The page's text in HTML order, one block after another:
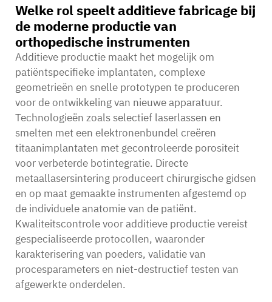
Welke rol speelt additieve fabricage bij
de moderne productie van
orthopedische instrumenten
Additieve productie maakt het mogelijk om
patiëntspecifieke implantaten, complexe
geometrieën en snelle prototypen te produceren
voor de ontwikkeling van nieuwe apparatuur.
Technologieën zoals selectief laserlassen en
smelten met een elektronenbundel creëren
titaanimplantaten met gecontroleerde porositeit
voor verbeterde botintegratie. Directe
metaallasersintering produceert chirurgische gidsen
en op maat gemaakte instrumenten afgestemd op
de individuele anatomie van de patiënt.
Kwaliteitscontrole voor additieve productie vereist
gespecialiseerde protocollen, waaronder
karakterisering van poeders, validatie van
procesparameters en niet-destructief testen van
afgewerkte onderdelen.